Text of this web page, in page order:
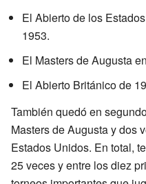
El Abierto de los
1953.
El Masters de Augusta
El Abierto Británico de
También quedó en
Masters de Augusta y dos
Estados Unidos. En total,
25 veces y entre los diez